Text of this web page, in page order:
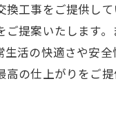
工事をご提供し
提案いたします
活の快適さや安
の仕上がりをご提